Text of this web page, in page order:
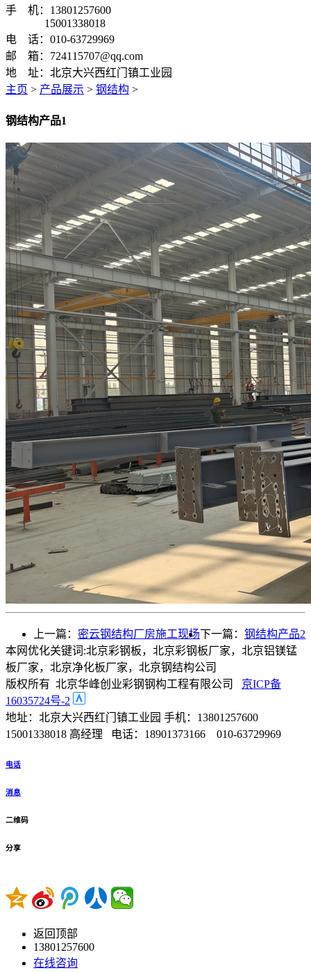
手 机：13801257600
15001338018
电 话：010-63729969
邮 箱：724115707@qq.com
地 址：北京大兴西红门镇工业园
主页 > 产品展示 > 钢结构 >
钢结构产品1
上一篇： 密云钢结构厂房施工现场下一篇： 钢结构产品2
本网优化关键词:北京彩钢板，北京彩钢板厂家，北京铝镁锰
板厂家，北京净化板厂家，北京钢结构公司
版权所有 北京华峰创业彩钢钢构工程有限公司 京ICP备
16035724号-2
地址：北京大兴西红门镇工业园 手机：13801257600
15001338018 高经理 电话：18901373166 010-63729969
电话
消息
二维码
分享
返回顶部
13801257600
在线咨询